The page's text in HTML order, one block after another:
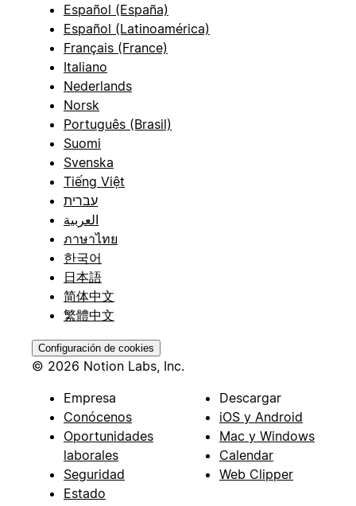
Español (España)
Español (Latinoamérica)
Français (France)
Italiano
Nederlands
Norsk
Português (Brasil)
Suomi
Svenska
Tiếng Việt
עברית
العربية
ภาษาไทย
한국어
日本語
简体中文
繁體中文
Configuración de cookies
© 2026 Notion Labs, Inc.
Empresa
Conócenos
Oportunidades
laborales
Seguridad
Estado
Descargar
iOS y Android
Mac y Windows
Calendar
Web Clipper